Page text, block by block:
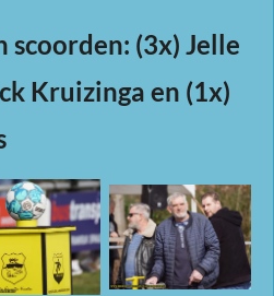
scoorden: (3x) Jelle
Kruizinga en (1x)